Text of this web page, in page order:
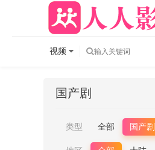
视频
国产剧
类型 全部 国产剧